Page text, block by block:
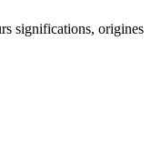
significations, origines